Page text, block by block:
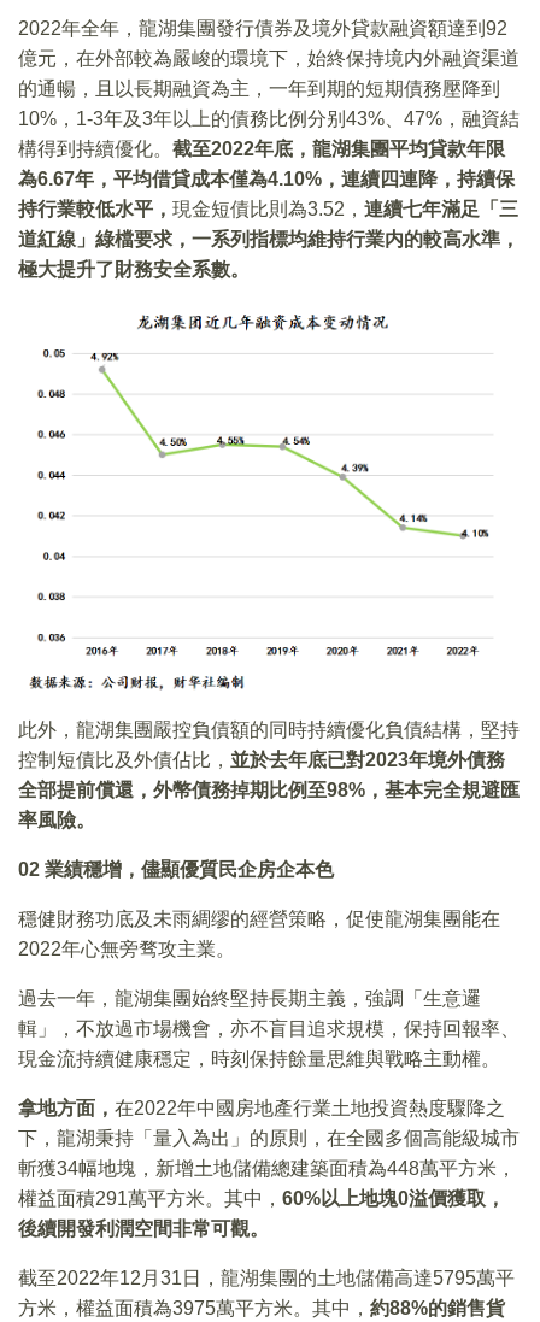
2022年全年，龍湖集團發行債券及境外貸款融資額達到92
億元，在外部較為嚴峻的環境下，始終保持境内外融資渠道
的通暢，且以長期融資為主，一年到期的短期債務壓降到
10%，1-3年及3年以上的債務比例分别43%、47%，融資結
構得到持續優化。 截至2022年底，龍湖集團平均貸款年限
為6.67年，平均借貸成本僅為4.10%，連續四連降，持續保
持行業較低水平， 現金短債比則為3.52， 連續七年滿足「三
道紅線」綠檔要求，一系列指標均維持行業内的較高水準，
極大提升了財務安全系數。
此外，龍湖集團嚴控負債額的同時持續優化負債結構，堅持
控制短債比及外債佔比， 並於去年底已對2023年境外債務
全部提前償還，外幣債務掉期比例至98%，基本完全規避匯
率風險。
02 業績穩增，儘顯優質民企房企本色
穩健財務功底及未雨綢缪的經營策略，促使龍湖集團能在
2022年心無旁骛攻主業。
過去一年，龍湖集團始終堅持長期主義，強調「生意邏
輯」，不放過市場機會，亦不盲目追求規模，保持回報率、
現金流持續健康穩定，時刻保持餘量思維與戰略主動權。
拿地方面， 在2022年中國房地產行業土地投資熱度驟降之
下，龍湖秉持「量入為出」的原則，在全國多個高能級城市
斬獲34幅地塊，新增土地儲備總建築面積為448萬平方米，
權益面積291萬平方米。其中， 60%以上地塊0溢價獲取，
後續開發利潤空間非常可觀。
截至2022年12月31日，龍湖集團的土地儲備高達5795萬平
方米，權益面積為3975萬平方米。其中， 約88%的銷售貨